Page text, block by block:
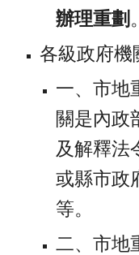
辦理重劃 。
各級政府機
一、市地
關是內政
及解釋法
或縣市政
等。
二、市地